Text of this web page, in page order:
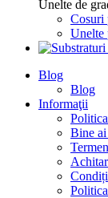
Unelte de
Cosuri
Unelte
Blog
Blog
Informaţii
Bine